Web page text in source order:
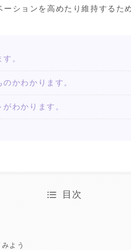
ションを高めたり維持するた
。
かわかります。
わかります。
目次
よう